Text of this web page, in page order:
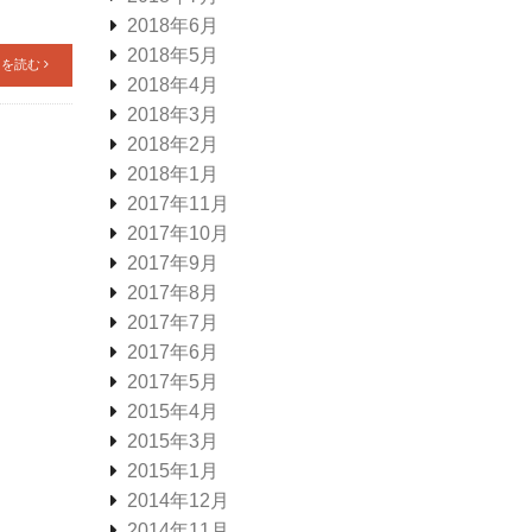
読む
2018年6月
2018年5月
2018年4月
2018年3月
2018年2月
2018年1月
2017年11月
2017年10月
2017年9月
2017年8月
2017年7月
2017年6月
2017年5月
2015年4月
2015年3月
2015年1月
2014年12月